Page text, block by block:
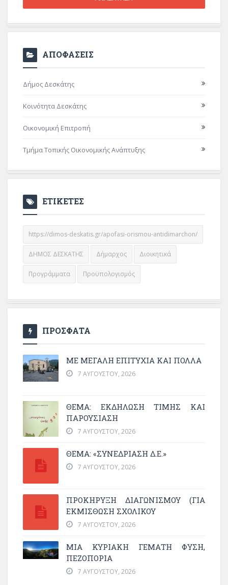
ΑΠΟΦΑΣΕΙΣ
Δήμος Δεσκάτης
Κοινότητα Δεσκάτης
Οικονομική Επιτροπή
Τμήμα Τοπικής Οικονομικής Ανάπτυξης
ΕΤΙΚΕΤΕΣ
https://dimos-deskatis.gr/apofasi-orismou-antidimarchon/
ΔΗΜΟΣ ΔΕΣΚΑΤΗΣ Δήμαρχος Διοικητικά
Προγράμματα Προϋπολογισμός
ΠΡΟΣΦΑΤΑ
ΜΕ ΜΕΓΆΛΗ ΕΠΙΤΥΧΊΑ ΚΑΙ ΠΟΛΛΆ
7 ΑΥΓΟΎΣΤΟΥ, 2026
ΘΈΜΑ: ΕΚΔΉΛΩΣΗ ΤΙΜΉΣ ΚΑΙ
ΠΑΡΟΥΣΊΑΣΗ
7 ΑΥΓΟΎΣΤΟΥ, 2026
ΘΕΜΑ: «ΣΥΝΕΔΡΊΑΣΗ Δ.Ε.»
7 ΑΥΓΟΎΣΤΟΥ, 2026
ΠΡΟΚΗΡΥΞΗ ΔΙΑΓΩΝΙΣΜΟΥ (ΓΙΑ
ΕΚΜΊΣΘΩΣΗ ΣΧΟΛΙΚΟΎ
7 ΑΥΓΟΎΣΤΟΥ, 2026
ΜΙΑ ΚΥΡΙΑΚΉ ΓΕΜΆΤΗ ΦΎΣΗ,
ΠΕΖΟΠΟΡΊΑ
7 ΑΥΓΟΎΣΤΟΥ, 2026